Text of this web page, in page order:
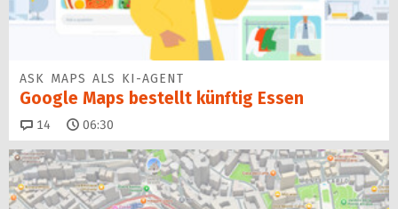
ASK MAPS ALS KI-AGENT
Google Maps bestellt künftig Essen
14 Kommentare
06:30